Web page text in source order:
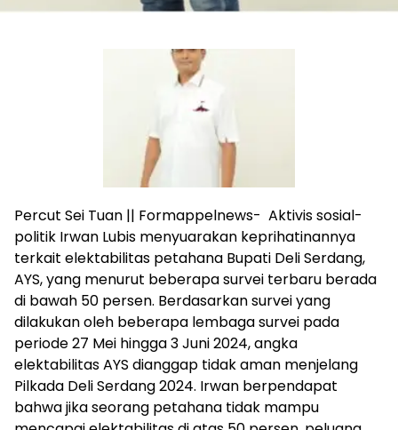
Percut Sei Tuan || Formappelnews- Aktivis sosial-
politik Irwan Lubis menyuarakan keprihatinannya
terkait elektabilitas petahana Bupati Deli Serdang,
AYS, yang menurut beberapa survei terbaru berada
di bawah 50 persen. Berdasarkan survei yang
dilakukan oleh beberapa lembaga survei pada
periode 27 Mei hingga 3 Juni 2024, angka
elektabilitas AYS dianggap tidak aman menjelang
Pilkada Deli Serdang 2024. Irwan berpendapat
bahwa jika seorang petahana tidak mampu